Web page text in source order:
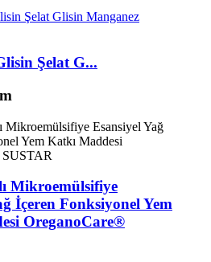
Şelat G...
Mikroemülsifiye
İçeren Fonksiyonel Yem
OreganoCare®